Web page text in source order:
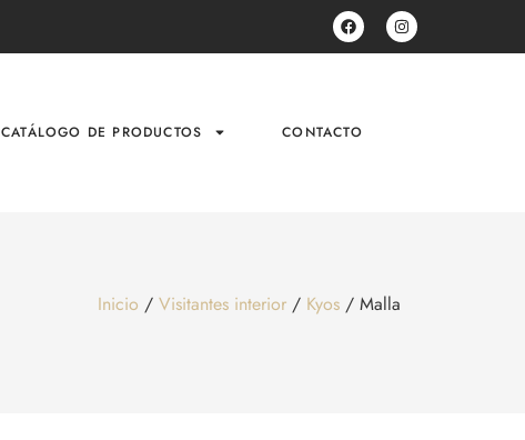
CATÁLOGO DE PRODUCTOS CONTACTO
Inicio / Visitantes interior / Kyos / Malla